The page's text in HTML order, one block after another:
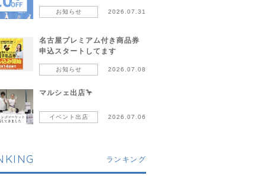
お知らせ 2026.07.31
名古屋プレミアム付き商品券
申込スタートしてます
お知らせ 2026.07.08
マルシェ出店🦩
イベント出店 2026.07.06
ランキング